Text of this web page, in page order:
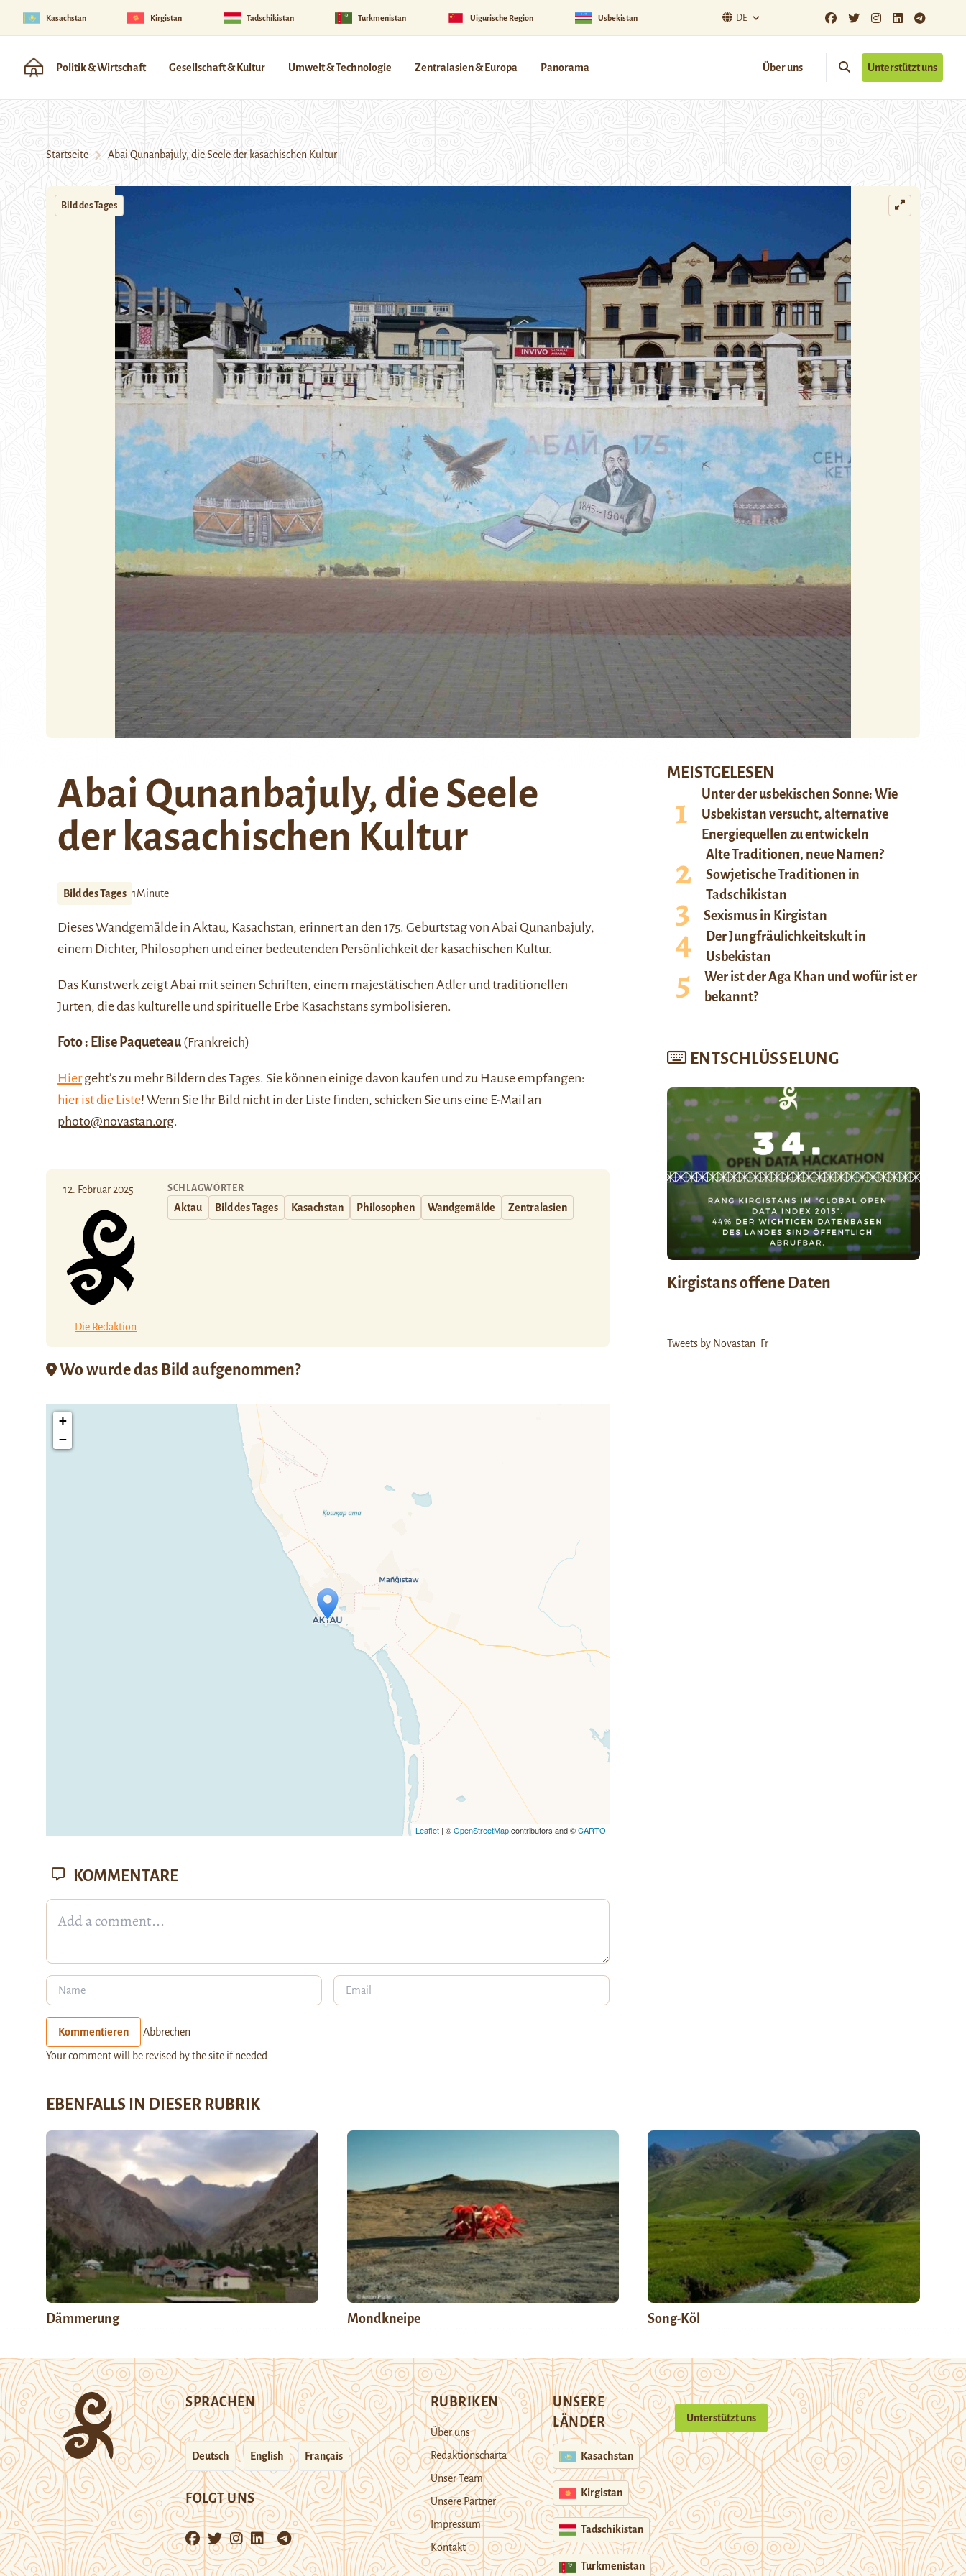
Kasachstan Kirgistan Tadschikistan Turkmenistan Uigurische Region Usbekistan DE
Politik & Wirtschaft Gesellschaft & Kultur Umwelt & Technologie Zentralasien & Europa Panorama Über uns Unterstützt uns
Startseite Abai Qunanbajuly, die Seele der kasachischen Kultur
Bild des Tages
Abai Qunanbajuly, die Seele
der kasachischen Kultur
Bild des Tages 1Minute
Dieses Wandgemälde in Aktau, Kasachstan, erinnert an den 175. Geburtstag von Abai Qunanbajuly,
einem Dichter, Philosophen und einer bedeutenden Persönlichkeit der kasachischen Kultur.
Das Kunstwerk zeigt Abai mit seinen Schriften, einem majestätischen Adler und traditionellen
Jurten, die das kulturelle und spirituelle Erbe Kasachstans symbolisieren.
Foto : Elise Paqueteau (Frankreich)
Hiergeht’s zu mehr Bildern des Tages. Sie können einige davon kaufen und zu Hause empfangen:
hier ist die Liste! Wenn Sie Ihr Bild nicht in der Liste finden, schicken Sie uns eine E-Mail an
photo@novastan.org.
12. Februar 2025
Die Redaktion
SCHLAGWÖRTER
Aktau Bild des Tages Kasachstan Philosophen Wandgemälde Zentralasien
Wo wurde das Bild aufgenommen?
Travelers' Map wird geladen …
Wenn du dies siehst, nachdem deine Seite vollständig geladen wurde,
fehlen leafletJS-Dateien.
+
−
Leaflet | ©OpenStreetMapcontributors and ©CARTO
MEISTGELESEN
Unter der usbekischen Sonne: Wie
Usbekistan versucht, alternative
Energiequellen zu entwickeln
Alte Traditionen, neue Namen?
Sowjetische Traditionen in
Tadschikistan
Sexismus in Kirgistan
Der Jungfräulichkeitskult in
Usbekistan
Wer ist der Aga Khan und wofür ist er
bekannt?
ENTSCHLÜSSELUNG
Kirgistans offene Daten
Tweets by Novastan_Fr
KOMMENTARE
Kommentieren Abbrechen
Your comment will be revised by the site if needed.
EBENFALLS IN DIESER RUBRIK
Dämmerung Mondkneipe Song-Köl
SPRACHEN
Deutsch English Français
FOLGT UNS
RUBRIKEN
Über uns
Redaktionscharta
Unser Team
Unsere Partner
Impressum
Kontakt
UNSERE
LÄNDER
Kasachstan
Kirgistan
Tadschikistan
Turkmenistan
Unterstützt uns